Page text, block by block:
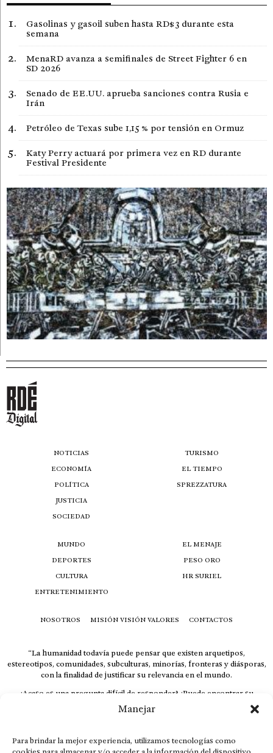
Manejar
Para brindar la mejor experiencia, utilizamos tecnologías como
Gasolinas y gasoil suben hasta RD$3 durante esta
semana
MenaRD avanza a semifinales de Street Fighter 6 en
SD 2026
Senado de EE.UU. aprueba sanciones contra Rusia e
Irán
Petróleo de Texas sube 1,15 % por tensión en Ormuz
Katy Perry actuará por primera vez en RD durante
Festival Presidente
NOTICIAS
ECONOMÍA
POLÍTICA
JUSTICIA
SOCIEDAD
TURISMO
EL TIEMPO
SPREZZATURA
MUNDO
DEPORTES
CULTURA
ENTRETENIMIENTO
EL MENAJE
PESO ORO
HR SURIEL
NOSOTROS MISIÓN VISIÓN VALORES CONTACTOS
“La humanidad todavía puede pensar que existen arquetipos,
estereotipos, comunidades, subculturas, minorías, fronteras y diásporas,
con la finalidad de justificar su relevancia en el mundo.
¿Acaso es una pregunta difícil de responder? ¿Puede encontrar su
respuesta al instante, otorgando al receptor cuestionado espacio y
velocidad suficiente para responder correctamente? De no ser así, el que
El concepto de familia no está limitado exclusivamente a la sangre; seres